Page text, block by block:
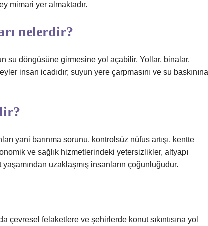
mimari yer almaktadır.
nelerdir?
su döngüsüne girmesine yol açabilir. Yollar, binalar,
insan icadıdır; suyun yere çarpmasını ve su baskınına
yani barınma sorunu, kontrolsüz nüfus artışı, kentte
ve sağlık hizmetlerindeki yetersizlikler, altyapı
uzaklaşmış insanların çoğunluğudur.
çevresel felaketlere ve şehirlerde konut sıkıntısına yol